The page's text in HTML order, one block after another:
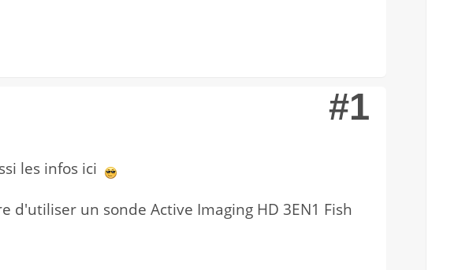
#1
les infos ici
d'utiliser un sonde Active Imaging HD 3EN1 Fish